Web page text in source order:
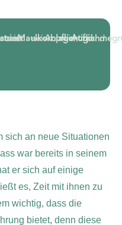
neinMaulkorbpflichtig:
neinAnlagehund:
nein Fund
sich an neue Situationen
war bereits in seinem
er sich auf einige
es, Zeit mit ihnen zu
wichtig, dass die
bietet, denn diese